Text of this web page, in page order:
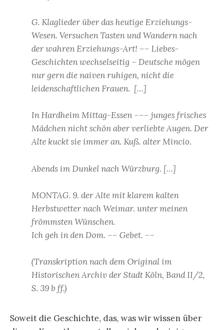
G. Klaglieder über das heutige Erziehungs-
Wesen. Versuchen Tasten und Wandern nach
der wahren Erziehungs-Art! –– Liebes-
Geschichten wechselseitig – Deutsche mögen
nur gern die naiven ruhigen, nicht die
leidenschaftlichen Frauen. […]
In Hardheim Mittag-Essen ––– junges frisches
Mädchen nicht schön aber verliebte Augen. Der
Alte kuckt sie immer an. Kuß. alter Mincio.
Abends im Dunkel nach Würzburg. […]
MONTAG. 9. der Alte mit klarem kalten
Herbstwetter nach Weimar. unter meinen
frömmsten Wünschen.
Ich geh in den Dom. –– Gebet. ––
(Transkription nach dem Original im
Historischen Archiv der Stadt Köln, Band II/2,
S. 39 b ff.)
Soweit die Geschichte, das, was wir wissen über